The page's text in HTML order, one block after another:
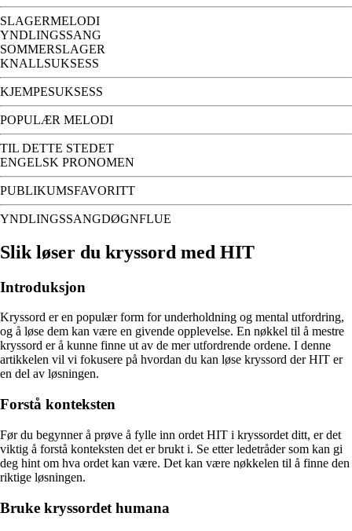
SLAGERMELODI
YNDLINGSSANG
SOMMERSLAGER
KNALLSUKSESS
KJEMPESUKSESS
POPULÆR MELODI
TIL DETTE STEDET
ENGELSK PRONOMEN
PUBLIKUMSFAVORITT
YNDLINGSSANGDØGNFLUE
Slik løser du kryssord med HIT
Introduksjon
Kryssord er en populær form for underholdning og mental utfordring,
og å løse dem kan være en givende opplevelse. En nøkkel til å mestre
kryssord er å kunne finne ut av de mer utfordrende ordene. I denne
artikkelen vil vi fokusere på hvordan du kan løse kryssord der HIT er
en del av løsningen.
Forstå konteksten
Før du begynner å prøve å fylle inn ordet HIT i kryssordet ditt, er det
viktig å forstå konteksten det er brukt i. Se etter ledetråder som kan gi
deg hint om hva ordet kan være. Det kan være nøkkelen til å finne den
riktige løsningen.
Bruke kryssordet humana